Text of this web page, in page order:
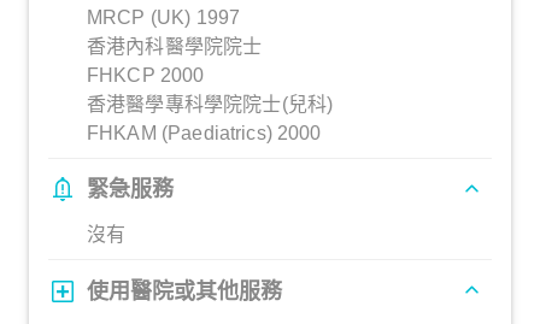
MRCP (UK) 1997
香港內科醫學院院士
FHKCP 2000
香港醫學專科學院院士(兒科)
FHKAM (Paediatrics) 2000
緊急服務
沒有
使用醫院或其他服務